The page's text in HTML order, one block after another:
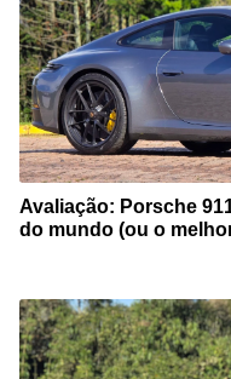
Avaliação: Porsche
do mundo (ou o